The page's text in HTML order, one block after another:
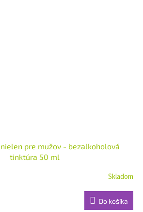
pre mužov - bezalkoholová
tinktúra 50 ml
Skladom
Do košíka